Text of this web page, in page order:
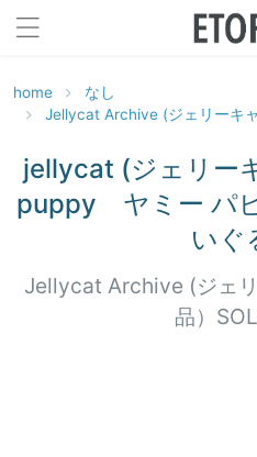
home
なし
Jellycat Archive (ジェリーキ
jellycat (ジェリー
puppy ヤミー
いぐ
Jellycat Archive (ジェ
品）